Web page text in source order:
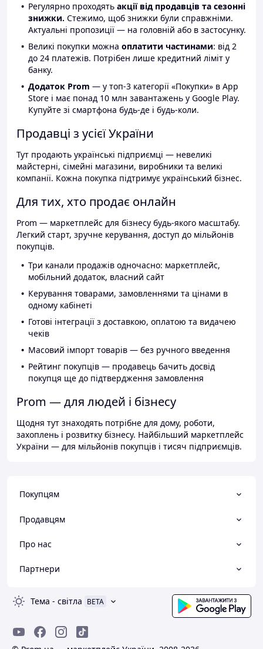
Регулярно проходять акції від продавців та сезонні
знижки. Стежимо, щоб знижки були справжніми.
Актуальні пропозиції — на головній або в застосунку.
Великі покупки можна оплатити частинами: від 2
до 24 платежів. Потрібен лише кредитний ліміт у
банку.
Додаток Prom — у топ-3 категорії «Покупки» в App
Store і має понад 10 млн завантажень у Google Play.
Купуйте зі смартфона будь-де і будь-коли.
Продавці з усієї України
Тут продають українські підприємці — невеликі
майстерні, сімейні магазини, виробники та великі
компанії. Кожна покупка підтримує український бізнес.
Для тих, хто продає онлайн
Prom — маркетплейс для бізнесу будь-якого масштабу.
Легкий старт, зручне керування, доступ до мільйонів
покупців.
Три канали продажів одночасно: маркетплейс,
мобільний додаток, власний сайт
Керування товарами, замовленнями та цінами в
одному кабінеті
Готові інтеграції з доставкою, оплатою та видачею
чеків
Масовий імпорт товарів — без ручного введення
Рейтинг покупців — продавець бачить досвід
покупця ще до підтвердження замовлення
Prom — для людей і бізнесу
Щодня тут знаходять потрібне для дому, роботи,
захоплень і розвитку бізнесу. Найбільший маркетплейс
України — для мільйонів покупців і тисяч підприємців.
Покупцям
Продавцям
Про нас
Партнери
Тема - світла BETA